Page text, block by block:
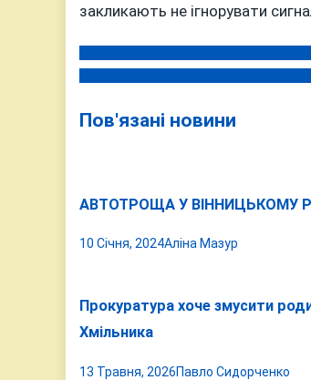
закликають не ігнорувати
Навігація
Пов'язані новини
АВТОТРОЩА У ВІННИЦЬКОМУ
10 Січня, 2024Аліна Мазур
Прокуратура хоче змусити
Хмільника
13 Травня, 2026Павло Сидорченко